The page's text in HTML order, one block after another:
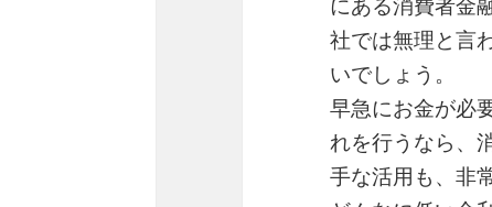
社では無理と言
いでしょう。
早急にお金が必
れを行うなら、
手な活用も、非